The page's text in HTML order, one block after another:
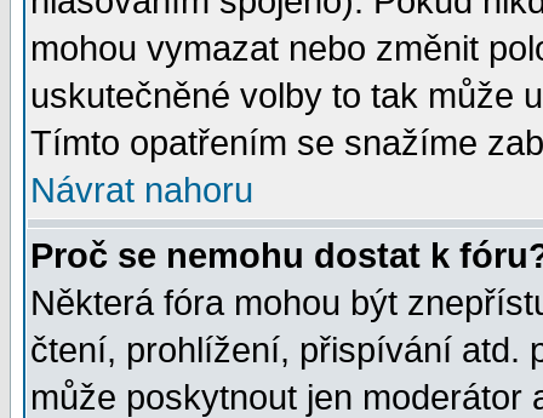
mohou vymazat nebo změnit
uskutečněné volby to tak může
Tímto opatřením se snažíme
Návrat nahoru
Proč se nemohu dostat k
Některá fóra mohou být
čtení, prohlížení, přispívání atd.
může poskytnout jen moderátor